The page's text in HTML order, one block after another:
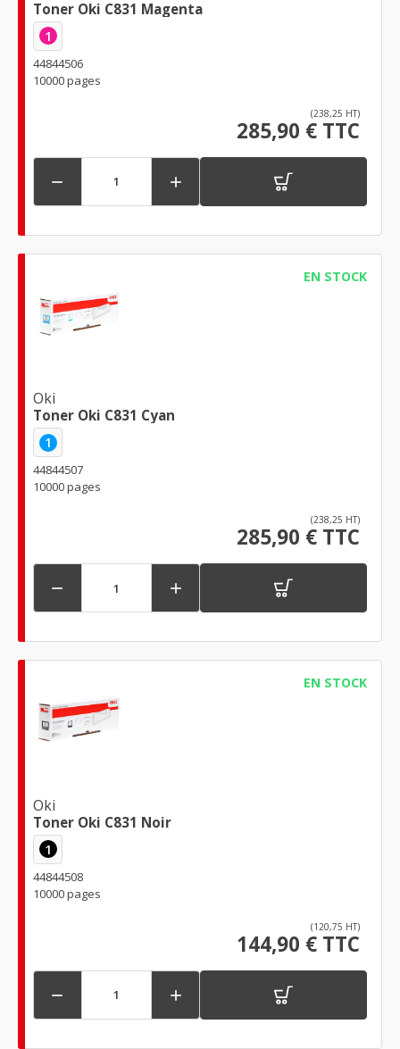
Toner Oki C831 Magenta
1
44844506
10000 pages
(238,25 HT)
285,90 € TTC
 
EN STOCK
Oki
Toner Oki C831 Cyan
1
44844507
10000 pages
(238,25 HT)
285,90 € TTC
 
EN STOCK
Oki
Toner Oki C831 Noir
1
44844508
10000 pages
(120,75 HT)
144,90 € TTC
 